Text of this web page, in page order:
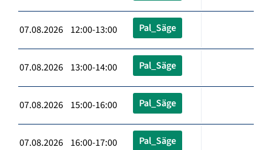
07.08.2026 12:00-13:00 Pal_Säge
07.08.2026 13:00-14:00 Pal_Säge
07.08.2026 15:00-16:00 Pal_Säge
07.08.2026 16:00-17:00 Pal_Säge